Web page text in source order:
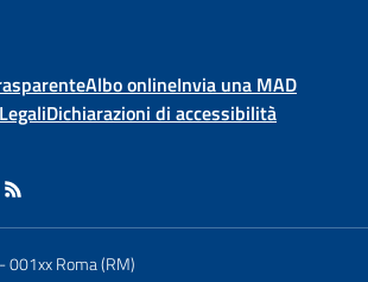
Albo onlineInvia una MAD
Dichiarazioni di accessibilità
-001xx Roma (RM)